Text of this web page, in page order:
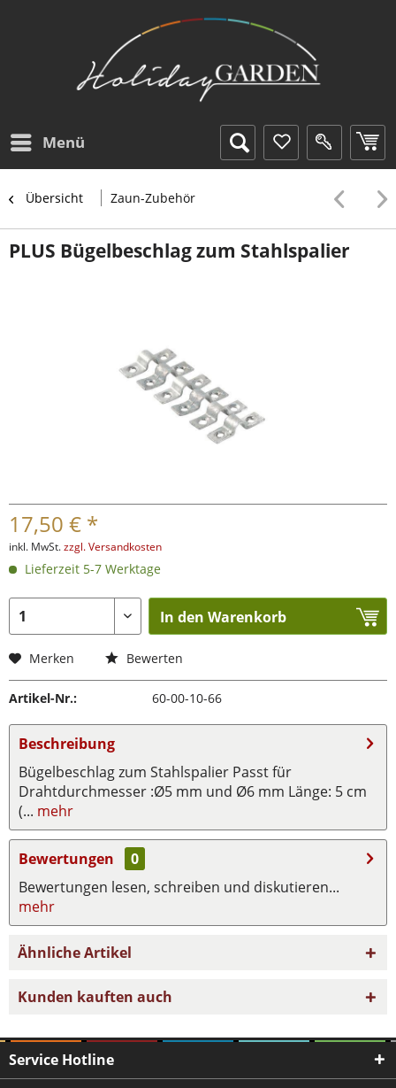
Menü
Übersicht Zaun-Zubehör
PLUS Bügelbeschlag zum Stahlspalier
17,50 € *
inkl. MwSt.zzgl. Versandkosten
Lieferzeit 5-7 Werktage
In den Warenkorb
Merken Bewerten
Artikel-Nr.: 60-00-10-66
Beschreibung
Bügelbeschlag zum Stahlspalier Passt für
Drahtdurchmesser :Ø5 mm und Ø6 mm Länge: 5 cm
(... mehr
Bewertungen
0
Bewertungen lesen, schreiben und diskutieren...
mehr
Ähnliche Artikel
Kunden kauften auch
Service Hotline